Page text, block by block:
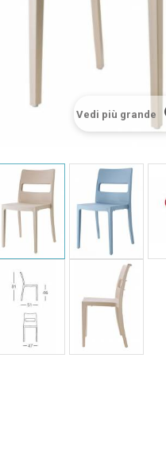
Vedi più grande